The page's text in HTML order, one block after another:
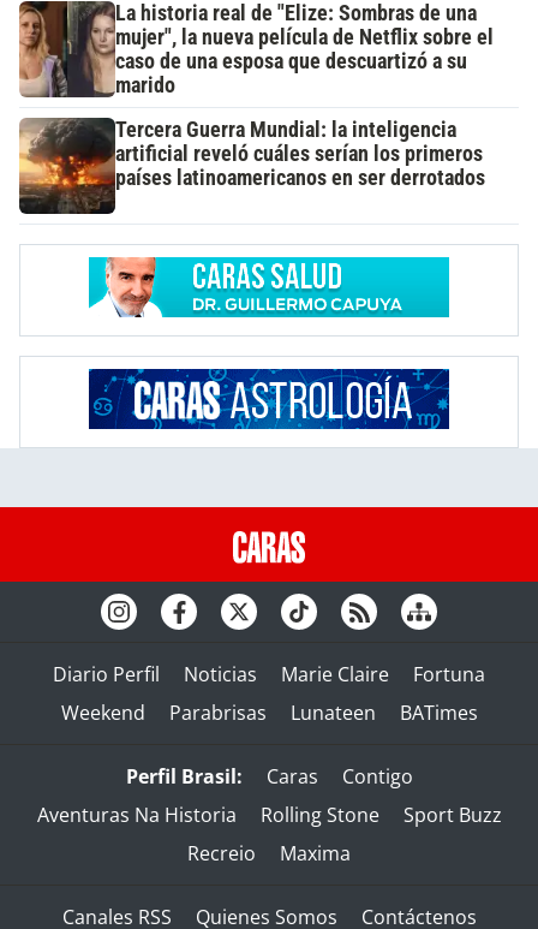
La historia real de "Elize: Sombras de una
mujer", la nueva película de Netflix sobre el
caso de una esposa que descuartizó a su
marido
Tercera Guerra Mundial: la inteligencia
artificial reveló cuáles serían los primeros
países latinoamericanos en ser derrotados
Diario Perfil Noticias Marie Claire
Fortuna
Weekend
Parabrisas Lunateen BATimes
Perfil Brasil: Caras
Contigo
Aventuras Na Historia
Rolling Stone
Sport Buzz
Recreio
Maxima
Canales RSS Quienes Somos Contáctenos